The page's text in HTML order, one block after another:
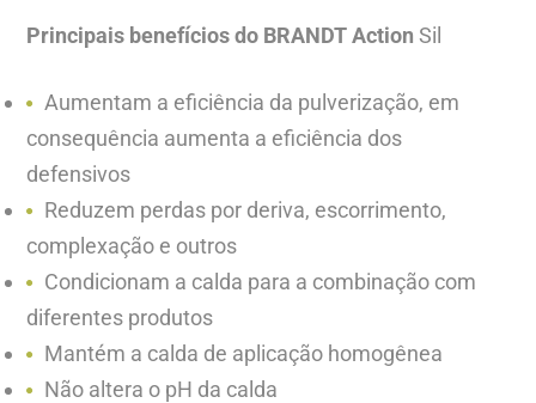
Principais benefícios do BRANDT ActionSil
Aumentam a eficiência da pulverização, em
consequência aumenta a eficiência dos
defensivos
Reduzem perdas por deriva, escorrimento,
complexação e outros
Condicionam a calda para a combinação com
diferentes produtos
Mantém a calda de aplicação homogênea
Não altera o pH da calda